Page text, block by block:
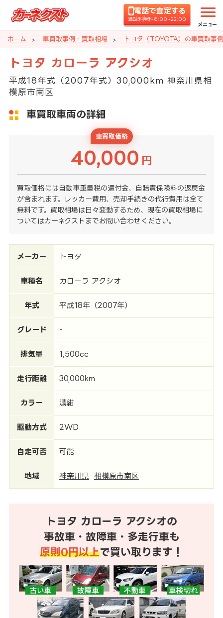
電話で査定する
通話料無料 8:00~22:00
メニュー
ホーム 車買取事例・買取相場 トヨタ（TOYOTA）の車買取事
トヨタ カローラ アクシオ
平成18年式（2007年式）30,000km 神奈川県相
模原市南区
車買取車両の詳細
車買取価格
40,000 円
買取価格には自動車重量税の還付金、自賠責保険料の返戻金
が含まれます。レッカー費用、売却手続きの代行費用は全て
無料です。買取相場は日々変動するため、現在の買取相場に
ついてはカーネクストまでお問い合わせください。
メーカー トヨタ
車種名 カローラ アクシオ
年式 平成18年（2007年）
グレード -
排気量 1,500cc
走行距離 30,000km
カラー 濃紺
駆動方式 2WD
自走可否 可能
地域 神奈川県 相模原市南区
トヨタ カローラ アクシオの
事故車・故障車・多走行車も
原則0円以上で買い取ります！